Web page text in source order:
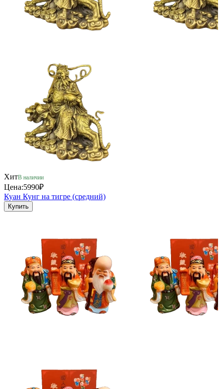
ХитВ наличии
Цена:5990₽
Куан Кунг на тигре (средний)
Купить